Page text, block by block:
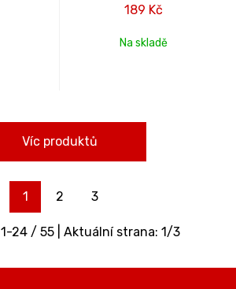
189 Kč
Na skladě
Víc produktů
1 2 3
1-24/ 55| Aktuální strana: 1/3